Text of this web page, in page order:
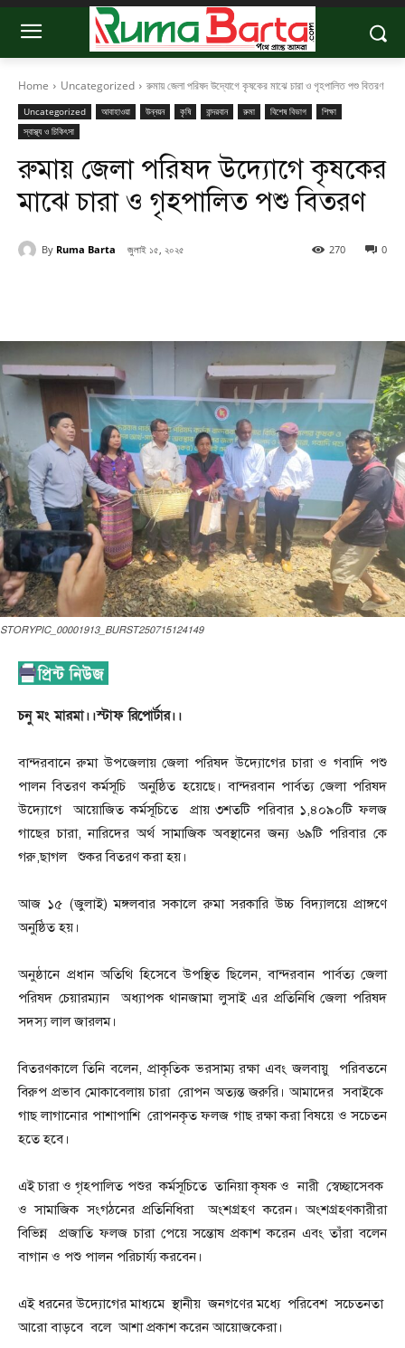
Home Uncategorized রুমায় জেলা পরিষদ উদ্যোগে কৃষকের মাঝে চারা ও গৃহপালিত পশু বিতরণ
Uncategorized আবাহাওয়া উন্নয়ন কৃষি বান্দরবান রুমা বিশেষ বিভাগ
শিক্ষা
স্বাস্থ্য ও চিকিৎসা
রুমায় জেলা পরিষদ উদ্যোগে কৃষকের
মাঝে চারা ও গৃহপালিত পশু বিতরণ
By Ruma Barta জুলাই ১৫, ২০২৫ 0
270
STORYPIC_00001913_BURST250715124149
চনু মং মারমা।।স্টাফ রিপোর্টার।।
বান্দরবানে রুমা উপজেলায় জেলা পরিষদ উদ্যোগের চারা ও গবাদি পশু
পালন বিতরণ কর্মসূচি অনুষ্ঠিত হয়েছে। বান্দরবান পার্বত্য জেলা পরিষদ
উদ্যোগে আয়োজিত কর্মসূচিতে প্রায় ৩শতটি পরিবার ১,৪০৯০টি ফলজ
গাছের চারা, নারিদের অর্থ সামাজিক অবস্থানের জন্য ৬৯টি পরিবার কে
গরু,ছাগল শুকর বিতরণ করা হয়।
আজ ১৫ (জুলাই) মঙ্গলবার সকালে রুমা সরকারি উচ্চ বিদ্যালয়ে প্রাঙ্গণে
অনুষ্ঠিত হয়।
অনুষ্ঠানে প্রধান অতিথি হিসেবে উপস্থিত ছিলেন, বান্দরবান পার্বত্য জেলা
পরিষদ চেয়ারম্যান অধ্যাপক থানজামা লুসাই এর প্রতিনিধি জেলা পরিষদ
সদস্য লাল জারলম।
বিতরণকালে তিনি বলেন, প্রাকৃতিক ভরসাম্য রক্ষা এবং জলবায়ু পরিবতনে
বিরুপ প্রভাব মোকাবেলায় চারা রোপন অত্যন্ত জরুরি। আমাদের সবাইকে
গাছ লাগানোর পাশাপাশি রোপনকৃত ফলজ গাছ রক্ষা করা বিষয়ে ও সচেতন
হতে হবে।
এই চারা ও গৃহপালিত পশুর কর্মসূচিতে তানিয়া কৃষক ও নারী স্বেচ্ছাসেবক
ও সামাজিক সংগঠনের প্রতিনিধিরা অংশগ্রহণ করেন। অংশগ্রহণকারীরা
বিভিন্ন প্রজাতি ফলজ চারা পেয়ে সন্তোষ প্রকাশ করেন এবং তাঁরা বলেন
বাগান ও পশু পালন পরিচার্য্য করবেন।
এই ধরনের উদ্যোগের মাধ্যমে স্থানীয় জনগণের মধ্যে পরিবেশ সচেতনতা
আরো বাড়বে বলে আশা প্রকাশ করেন আয়োজকেরা।